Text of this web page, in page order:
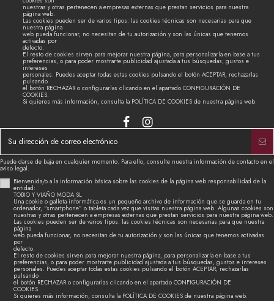
nuestras y otras pertenecen a empresas externas que prestan servicios para nuestra
página web.
Las cookies pueden ser de varios tipos: las cookies técnicas son necesarias para que
nuestra página
web pueda funcionar, no necesitan de tu autorización y son las únicas que tenemos
activadas por
defecto.
El resto de cookies sirven para mejorar nuestra página, para personalizarla en base a tus
preferencias, o para poder mostrarte publicidad ajustada a tus búsquedas, gustos e
intereses
personales. Puedes aceptar todas estas cookies pulsando el botón ACEPTAR, rechazarlas
pulsando
el botón RECHAZAR o configurarlas clicando en el apartado CONFIGURACIÓN DE
COOKIES.
Si quieres más información, consulta la POLÍTICA DE COOKIES de nuestra página web.
Puede darse de baja en cualquier momento. Para ello, consulte nuestra información de contacto en el
aviso legal.
Bienvenida/o a la información básica sobre las cookies de la página web responsabilidad de la
entidad:
TOBIO Y VIAÑO MODA SL
Una cookie o galleta informática es un pequeño archivo de información que se guarda en tu
ordenador, “smartphone” o tableta cada vez que visitas nuestra página web. Algunas cookies son
nuestras y otras pertenecen a empresas externas que prestan servicios para nuestra página web.
Las cookies pueden ser de varios tipos: las cookies técnicas son necesarias para que nuestra
página
web pueda funcionar, no necesitan de tu autorización y son las únicas que tenemos activadas
por
defecto.
El resto de cookies sirven para mejorar nuestra página, para personalizarla en base a tus
preferencias, o para poder mostrarte publicidad ajustada a tus búsquedas, gustos e intereses
personales. Puedes aceptar todas estas cookies pulsando el botón ACEPTAR, rechazarlas
pulsando
el botón RECHAZAR o configurarlas clicando en el apartado CONFIGURACIÓN DE
COOKIES.
Si quieres más información, consulta la POLÍTICA DE COOKIES de nuestra página web.